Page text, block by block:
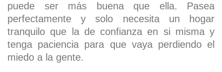
puede ser más buena que ella. Pasea
perfectamente y solo necesita un hogar
tranquilo que la de confianza en si misma y
tenga paciencia para que vaya perdiendo el
miedo a la gente.